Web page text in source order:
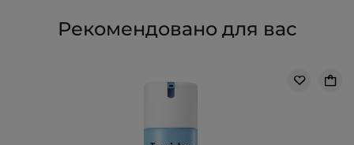
Рекомендовано для вас